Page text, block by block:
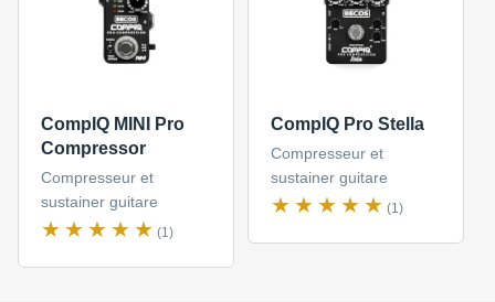
CompIQ MINI Pro
Compressor
Compresseur et
sustainer guitare
(1)
CompIQ Pro Stella
Compresseur et
sustainer guitare
(1)